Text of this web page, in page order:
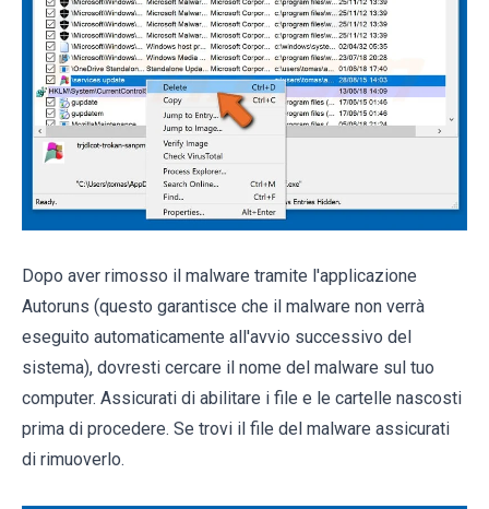
Dopo aver rimosso il malware tramite l'applicazione
Autoruns (questo garantisce che il malware non verrà
eseguito automaticamente all'avvio successivo del
sistema), dovresti cercare il nome del malware sul tuo
computer. Assicurati di abilitare i file e le cartelle nascosti
prima di procedere. Se trovi il file del malware assicurati
di rimuoverlo.